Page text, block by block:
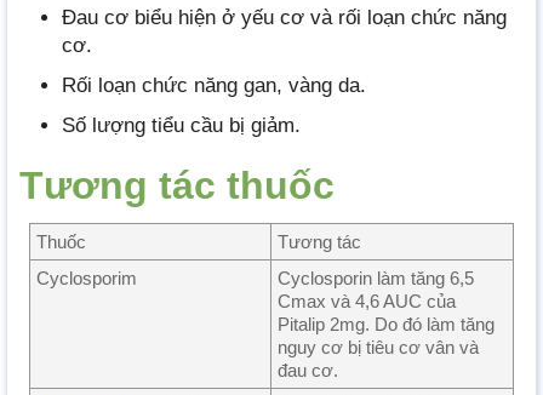
Đau cơ biểu hiện ở yếu cơ và rối loạn chức năng
cơ.
Rối loạn chức năng gan, vàng da.
Số lượng tiểu cầu bị giảm.
Tương tác thuốc
Thuốc
Tương tác
Cyclosporim
Cyclosporin làm tăng 6,5
Cmax và 4,6 AUC của
Pitalip 2mg. Do đó làm tăng
nguy cơ bị tiêu cơ vân và
đau cơ.